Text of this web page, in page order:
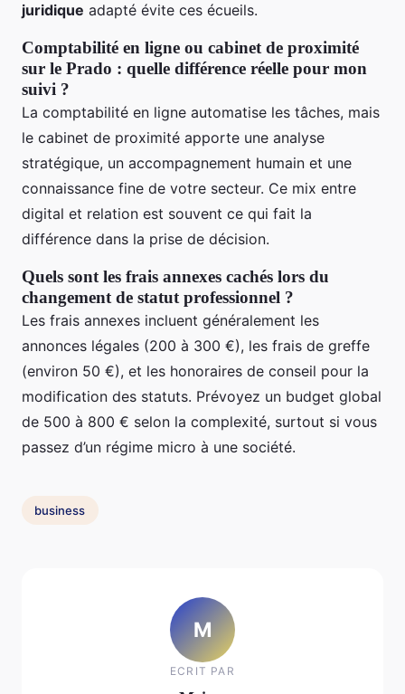
juridique adapté évite ces écueils.
Comptabilité en ligne ou cabinet de proximité
sur le Prado : quelle différence réelle pour mon
suivi ?
La comptabilité en ligne automatise les tâches, mais
le cabinet de proximité apporte une analyse
stratégique, un accompagnement humain et une
connaissance fine de votre secteur. Ce mix entre
digital et relation est souvent ce qui fait la
différence dans la prise de décision.
Quels sont les frais annexes cachés lors du
changement de statut professionnel ?
Les frais annexes incluent généralement les
annonces légales (200 à 300 €), les frais de greffe
(environ 50 €), et les honoraires de conseil pour la
modification des statuts. Prévoyez un budget global
de 500 à 800 € selon la complexité, surtout si vous
passez d’un régime micro à une société.
business
M
ECRIT PAR